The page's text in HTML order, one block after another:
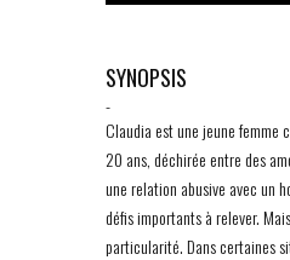
SYNOPSIS
-
Claudia est une jeune femme
20 ans, déchirée entre des
une relation abusive avec un
défis importants à relever.
particularité. Dans certaines